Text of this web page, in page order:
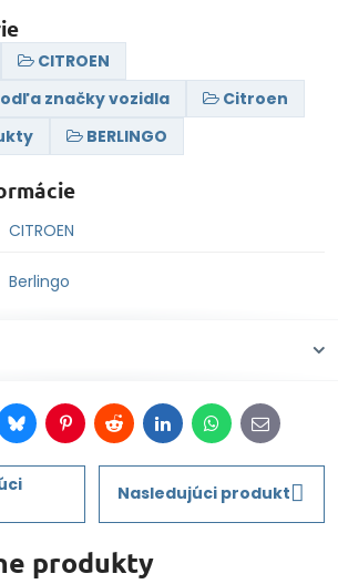
CITROEN
značky vozidla
Citroen
BERLINGO
CITROEN
Berlingo
BlueskyPinterestRedditLinkedInWhatsApp
E-
mail
Nasledujúci produkt
produkty